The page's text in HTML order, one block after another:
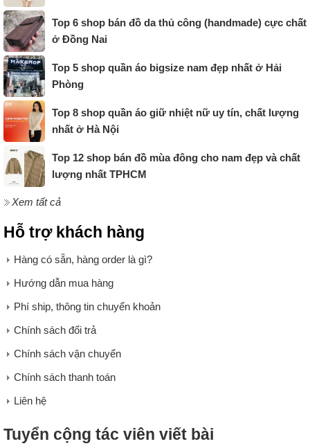
Top 6 shop bán đồ da thủ công (handmade) cực chất
ở Đồng Nai
Top 5 shop quần áo bigsize nam đẹp nhất ở Hải
Phòng
Top 8 shop quần áo giữ nhiệt nữ uy tín, chất lượng
nhất ở Hà Nội
Top 12 shop bán đồ mùa đông cho nam đẹp và chất
lượng nhất TPHCM
Xem tất cả
Hỗ trợ khách hàng
Hàng có sẵn, hàng order là gì?
Hướng dẫn mua hàng
Phí ship, thông tin chuyển khoản
Chính sách đổi trả
Chính sách vận chuyển
Chính sách thanh toán
Liên hệ
Tuyển cộng tác viên viết bài